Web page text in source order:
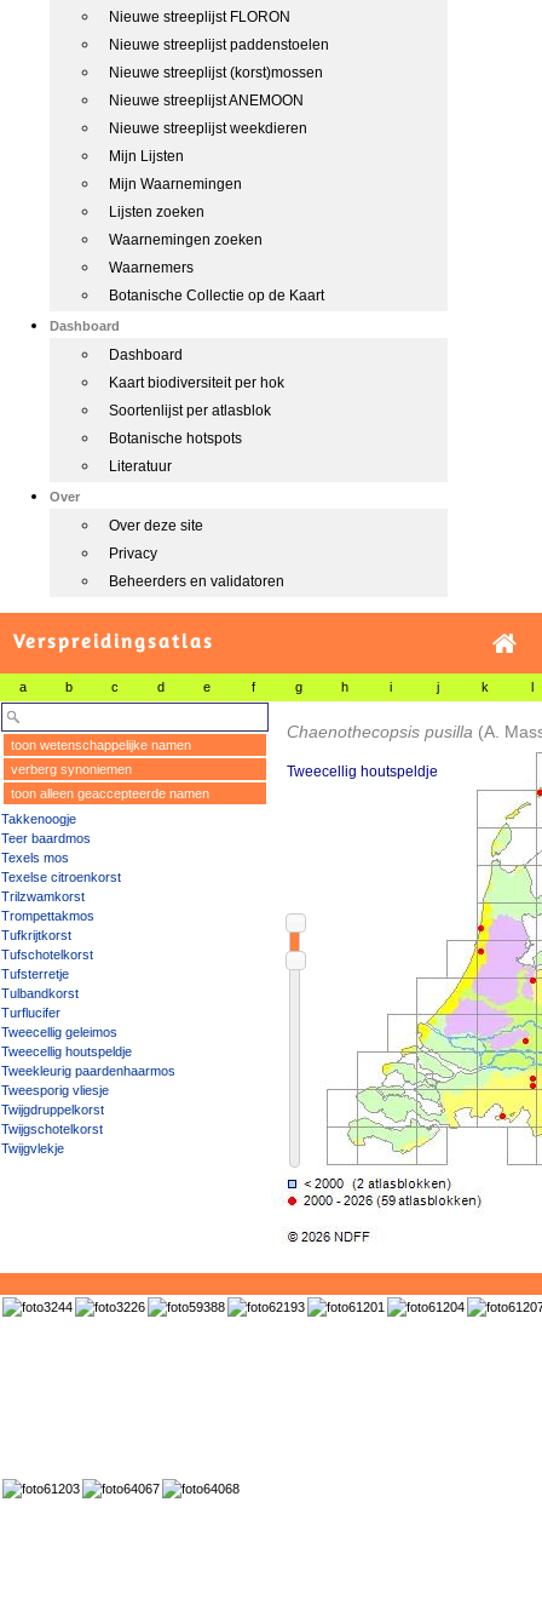
Nieuwe streeplijst FLORON
Nieuwe streeplijst paddenstoelen
Nieuwe streeplijst (korst)mossen
Nieuwe streeplijst ANEMOON
Nieuwe streeplijst weekdieren
Mijn Lijsten
Mijn Waarnemingen
Lijsten zoeken
Waarnemingen zoeken
Waarnemers
Botanische Collectie op de Kaart
Dashboard
Dashboard
Kaart biodiversiteit per hok
Soortenlijst per atlasblok
Botanische hotspots
Literatuur
Over
Over deze site
Privacy
Beheerders en validatoren
Verspreidingsatlas
a b c d e f g h i j k l
toon wetenschappelijke namen
verberg synoniemen
toon alleen geaccepteerde namen
Takkenoogje
Teer baardmos
Texels mos
Texelse citroenkorst
Trilzwamkorst
Trompettakmos
Tufkrijtkorst
Tufschotelkorst
Tufsterretje
Tulbandkorst
Turflucifer
Tweecellig geleimos
Tweecellig houtspeldje
Tweekleurig paardenhaarmos
Tweesporig vliesje
Twijgdruppelkorst
Twijgschotelkorst
Twijgvlekje
Chaenothecopsis pusilla (A.
Tweecellig houtspeldje